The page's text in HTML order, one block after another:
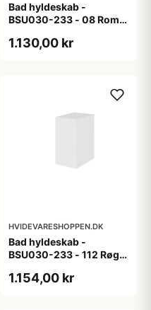
Bad hyldeskab -
BSU030-233 - 08 Roma
1.130,00 kr
HVIDEVARESHOPPEN.DK
Bad hyldeskab -
BSU030-233 - 112 Røget
1.154,00 kr